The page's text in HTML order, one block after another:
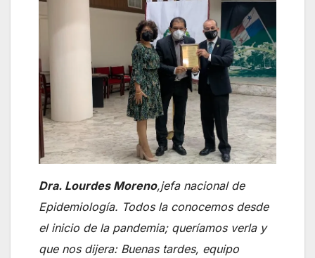
Dra. Lourdes Moreno,jefa nacional de
Epidemiología. Todos la conocemos desde
el inicio de la pandemia; queríamos verla y
que nos dijera: Buenas tardes, equipo